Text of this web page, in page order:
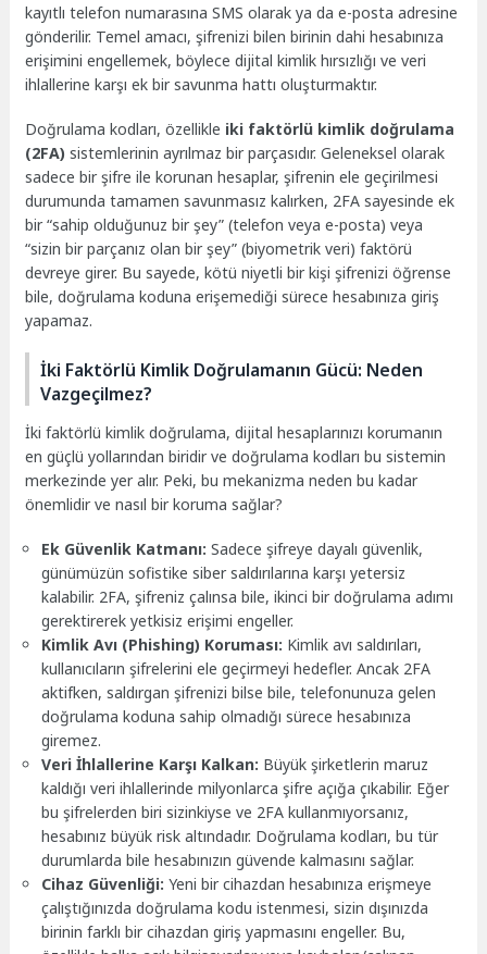
kayıtlı telefon numarasına SMS olarak ya da e-posta adresine
gönderilir. Temel amacı, şifrenizi bilen birinin dahi hesabınıza
erişimini engellemek, böylece dijital kimlik hırsızlığı ve veri
ihlallerine karşı ek bir savunma hattı oluşturmaktır.
Doğrulama kodları, özellikle iki faktörlü kimlik doğrulama
(2FA) sistemlerinin ayrılmaz bir parçasıdır. Geleneksel olarak
sadece bir şifre ile korunan hesaplar, şifrenin ele geçirilmesi
durumunda tamamen savunmasız kalırken, 2FA sayesinde ek
bir “sahip olduğunuz bir şey” (telefon veya e-posta) veya
“sizin bir parçanız olan bir şey” (biyometrik veri) faktörü
devreye girer. Bu sayede, kötü niyetli bir kişi şifrenizi öğrense
bile, doğrulama koduna erişemediği sürece hesabınıza giriş
yapamaz.
İki Faktörlü Kimlik Doğrulamanın Gücü: Neden
Vazgeçilmez?
İki faktörlü kimlik doğrulama, dijital hesaplarınızı korumanın
en güçlü yollarından biridir ve doğrulama kodları bu sistemin
merkezinde yer alır. Peki, bu mekanizma neden bu kadar
önemlidir ve nasıl bir koruma sağlar?
Ek Güvenlik Katmanı: Sadece şifreye dayalı güvenlik,
günümüzün sofistike siber saldırılarına karşı yetersiz
kalabilir. 2FA, şifreniz çalınsa bile, ikinci bir doğrulama adımı
gerektirerek yetkisiz erişimi engeller.
Kimlik Avı (Phishing) Koruması: Kimlik avı saldırıları,
kullanıcıların şifrelerini ele geçirmeyi hedefler. Ancak 2FA
aktifken, saldırgan şifrenizi bilse bile, telefonunuza gelen
doğrulama koduna sahip olmadığı sürece hesabınıza
giremez.
Veri İhlallerine Karşı Kalkan: Büyük şirketlerin maruz
kaldığı veri ihlallerinde milyonlarca şifre açığa çıkabilir. Eğer
bu şifrelerden biri sizinkiyse ve 2FA kullanmıyorsanız,
hesabınız büyük risk altındadır. Doğrulama kodları, bu tür
durumlarda bile hesabınızın güvende kalmasını sağlar.
Cihaz Güvenliği: Yeni bir cihazdan hesabınıza erişmeye
çalıştığınızda doğrulama kodu istenmesi, sizin dışınızda
birinin farklı bir cihazdan giriş yapmasını engeller. Bu,